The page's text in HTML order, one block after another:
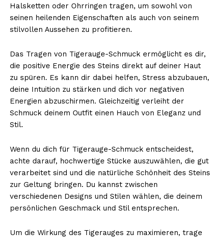
Halsketten oder Ohrringen tragen, um sowohl von
seinen heilenden Eigenschaften als auch von seinem
stilvollen Aussehen zu profitieren.
Das Tragen von Tigerauge-Schmuck ermöglicht es dir,
die positive Energie des Steins direkt auf deiner Haut
zu spüren. Es kann dir dabei helfen, Stress abzubauen,
deine Intuition zu stärken und dich vor negativen
Energien abzuschirmen. Gleichzeitig verleiht der
Schmuck deinem Outfit einen Hauch von Eleganz und
Stil.
Wenn du dich für Tigerauge-Schmuck entscheidest,
achte darauf, hochwertige Stücke auszuwählen, die gut
verarbeitet sind und die natürliche Schönheit des Steins
zur Geltung bringen. Du kannst zwischen
verschiedenen Designs und Stilen wählen, die deinem
persönlichen Geschmack und Stil entsprechen.
Um die Wirkung des Tigerauges zu maximieren, trage